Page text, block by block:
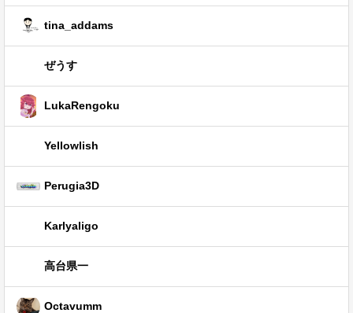
tina_addams
ぜうす
LukaRengoku
Yellowlish
Perugia3D
Karlyaligo
高台県一
Octavumm